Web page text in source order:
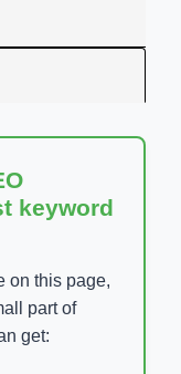
keyword
on this page,
part of
get: